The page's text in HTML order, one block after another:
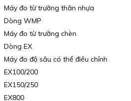
Máy đo từ trường thân nhựa
Dòng WMP
Máy đo từ trường chèn
Dòng EX
Máy đo độ sâu có thể điều chỉnh
EX100/200
EX150/250
EX800